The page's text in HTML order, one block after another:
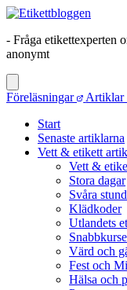
- Fråga etikettexperten
anonymt
Föreläsningar
Artiklar
Start
Senaste artiklarna
Vett & etikett
Vett &
Stora dagar
Svåra
Klädkoder
Utlandets
Värd och
Fest och
Hälsa och